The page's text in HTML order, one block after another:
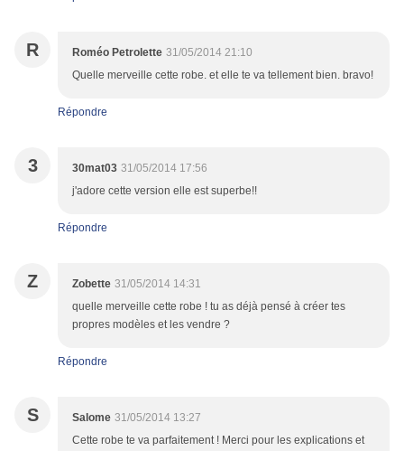
R Roméo Petrolette 31/05/2014 21:10
Quelle merveille cette robe. et elle te va tellement bien. bravo!
Répondre
3 30mat03 31/05/2014 17:56
j'adore cette version elle est superbe!!
Répondre
Z Zobette 31/05/2014 14:31
quelle merveille cette robe ! tu as déjà pensé à créer tes
propres modèles et les vendre ?
Répondre
S Salome 31/05/2014 13:27
Cette robe te va parfaitement ! Merci pour les explications et